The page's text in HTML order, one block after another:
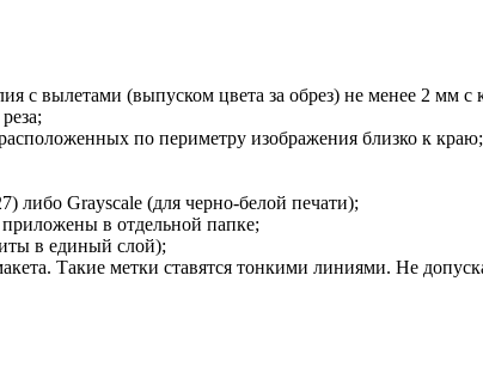
с вылетами (выпуском цвета за обрез) не менее 2 мм
по периметру изображения близко к краю;
либо Grayscale (для черно-белой печати);
в отдельной папке;
в единый слой);
Такие метки ставятся тонкими линиями. Не